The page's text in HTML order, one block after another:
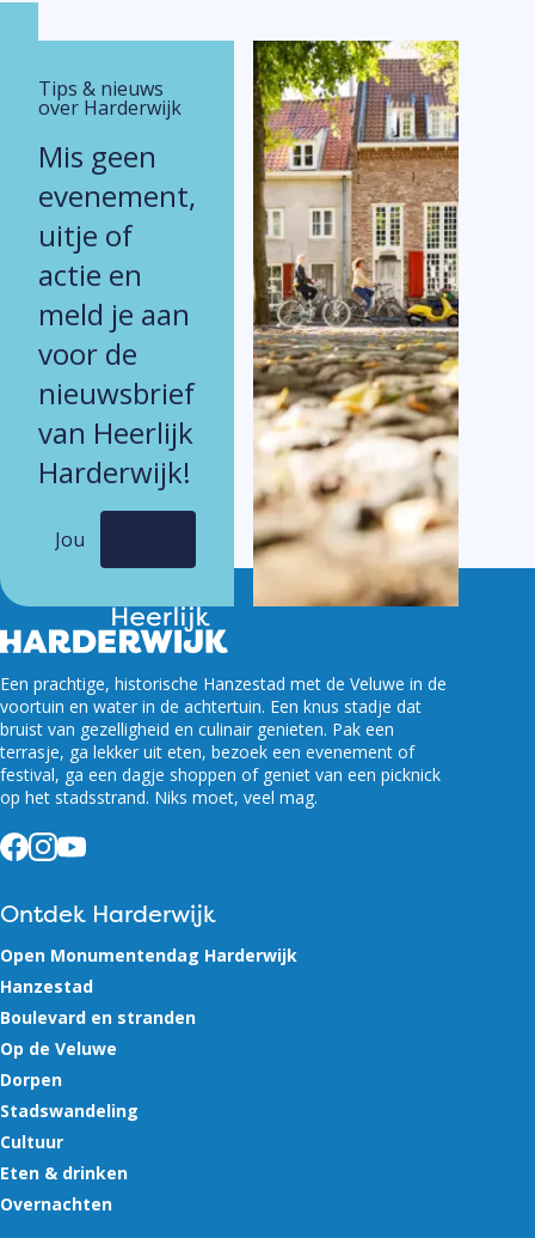
Tips & nieuws
over Harderwijk
Mis geen
evenement,
uitje of
actie en
meld je aan
voor de
nieuwsbrief
van Heerlijk
Harderwijk!
Een prachtige, historische Hanzestad met de Veluwe in de
voortuin en water in de achtertuin. Een knus stadje dat
bruist van gezelligheid en culinair genieten. Pak een
terrasje, ga lekker uit eten, bezoek een evenement of
festival, ga een dagje shoppen of geniet van een picknick
op het stadsstrand. Niks moet, veel mag.
Facebook
Instagram
YouTube
Ontdek Harderwijk
Open Monumentendag Harderwijk
Hanzestad
Boulevard en stranden
Op de Veluwe
Dorpen
Stadswandeling
Cultuur
Eten & drinken
Overnachten